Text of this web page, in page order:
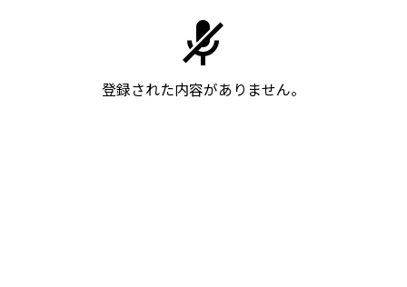
登録された内容がありません。